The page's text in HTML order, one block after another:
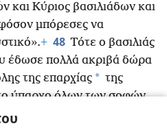
και Κύριος βασιλιάδων και
μπόρεσες να
+ 48 Τότε ο βασιλιάς
έδωσε πολλά ακριβά δώρα
της επαρχίας * της
ύπαρχο όλων των σοφών
κατόπιν αιτήματος του